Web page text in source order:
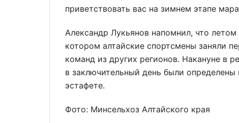
приветствовать вас на зимнем этапе
Александр Лукьянов напомнил, что
котором алтайские спортсмены заняли
команд из других регионов. Накануне в
в заключительный день были
эстафете.
Фото: Минсельхоз Алтайского края